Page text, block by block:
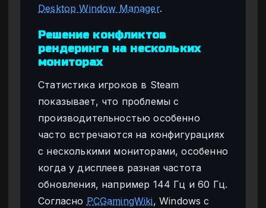
Desktop Window Manager.
Решение конфликтов
рендеринга на нескольких
мониторах
Статистика игроков в Steam
показывает, что проблемы с
производительностью особенно
часто встречаются на конфигурациях
с несколькими мониторами, особенно
когда у дисплеев разная частота
обновления, например 144 Гц и 60 Гц.
Согласно PCGamingWiki, Windows с